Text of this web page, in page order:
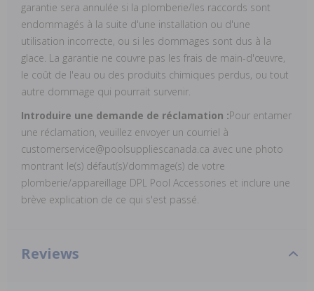
garantie sera annulée si la plomberie/les raccords sont
endommagés à la suite d'une installation ou d'une
utilisation incorrecte, ou si les dommages sont dus à la
glace. La garantie ne couvre pas les frais de main-d'œuvre,
le coût de l'eau ou des produits chimiques perdus, ou tout
autre dommage qui pourrait survenir.
Introduire une demande de réclamation :Pour entamer
une réclamation, veuillez envoyer un courriel à
customerservice@poolsuppliescanada.ca avec une photo
montrant le(s) défaut(s)/dommage(s) de votre
plomberie/appareillage DPL Pool Accessories et inclure une
brève explication de ce qui s'est passé.
Reviews